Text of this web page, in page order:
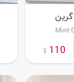
Mint
110
$